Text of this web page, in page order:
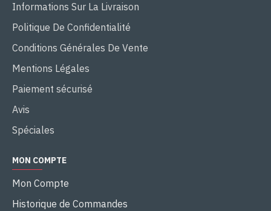
Informations Sur La Livraison
Politique De Confidentialité
Conditions Générales De Vente
Mentions Légales
Paiement sécurisé
Avis
Spéciales
MON COMPTE
Mon Compte
Historique de Commandes